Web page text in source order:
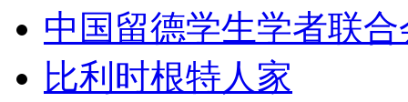
中国留德学生学者联合
比利时根特人家